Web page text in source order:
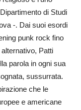
di Studi
-. Dai suoi esordi
punk rock fino
Patti
parola in ogni sua
sussurrata.
che le
e americane